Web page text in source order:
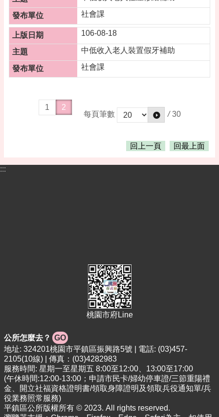
政
府
隱
私
權
政
開
社會課
106-08-18
中低收入老人裝置假牙補助
社會課
1
2
每頁筆數
/ 30
回上一頁 回最上面
:::
桃園市府Line
公所怎麼去？ GO
地址: 324201桃園市平鎮區振興路5號 | 電話: (03)457-
2105(10線) | 傳真：(03)4282983
服務時間: 星期一至星期五 8:00至12:00、13:00至17:00
(午休時間:12:00-13:00；申請市民卡/婦幼停車證/三節重陽禮
金、開立社福資格證明書/領取身障證明及領取兵役通知單/兵
役業務照常服務)
平鎮區公所版權所有 © 2023. All rights reserved.